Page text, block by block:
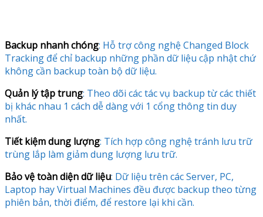
Backup nhanh chóng: Hỗ trợ công nghệ Changed Block
Tracking để chỉ backup những phần dữ liệu cập nhật chứ
không cần backup toàn bộ dữ liệu.
Quản lý tập trung: Theo dõi các tác vụ backup từ các thiết
bị khác nhau 1 cách dễ dàng với 1 cổng thông tin duy
nhất.
Tiết kiệm dung lượng: Tích hợp công nghệ tránh lưu trữ
trùng lắp làm giảm dung lượng lưu trữ.
Bảo vệ toàn diện dữ liệu: Dữ liệu trên các Server, PC,
Laptop hay Virtual Machines đều được backup theo từng
phiên bản, thời điểm, để restore lại khi cần.